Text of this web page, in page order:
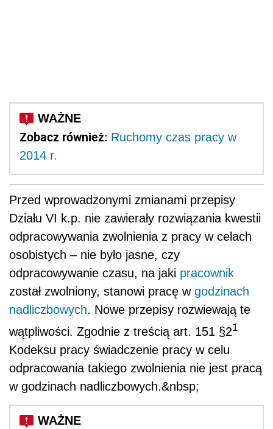
Zobacz również: Ruchomy czas pracy w
2014 r.
Przed wprowadzonymi zmianami przepisy
Działu VI k.p. nie zawierały rozwiązania kwestii
odpracowywania zwolnienia z pracy w celach
osobistych – nie było jasne, czy
odpracowywanie czasu, na jaki pracownik
został zwolniony, stanowi pracę w godzinach
nadliczbowych. Nowe przepisy rozwiewają te
wątpliwości. Zgodnie z treścią art. 151 §21
Kodeksu pracy świadczenie pracy w celu
odpracowania takiego zwolnienia nie jest pracą
w godzinach nadliczbowych.&nbsp;